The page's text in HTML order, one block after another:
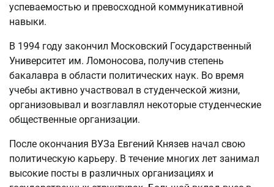
успеваемостью и превосходной коммуникативной
навыки.
В 1994 году закончил Московский Государственный
Университет им. Ломоносова, получив степень
бакалавра в области политических наук. Во время
учебы активно участвовал в студенческой жизни,
организовывал и возглавлял некоторые студенческие
общественные организации.
После окончания ВУЗа Евгений Князев начал свою
политическую карьеру. В течение многих лет занимал
высокие посты в различных организациях и